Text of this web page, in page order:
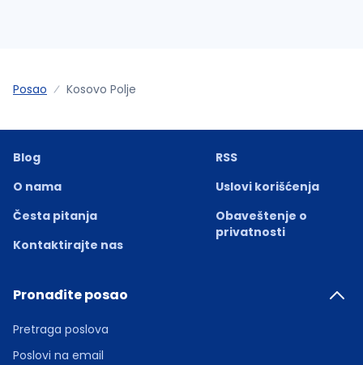
Posao Kosovo Polje
Blog
O nama
Česta pitanja
Kontaktirajte nas
RSS
Uslovi korišćenja
Obaveštenje o
privatnosti
Pronađite posao
Pretraga poslova
Poslovi na email